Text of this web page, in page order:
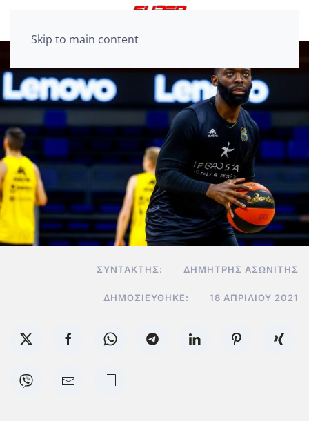
Skip to main content
ΣΥΝΤΆΚΤΗΣ: ΔΗΜΉΤΡΗΣ ΑΣΩΝΊΤΗΣ
ΔΗΜΟΣΙΕΎΘΗΚΕ: 18 ΑΠΡΙΛΊΟΥ 2021